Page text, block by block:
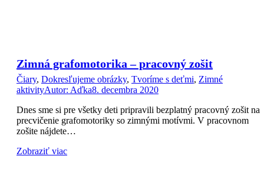
Zimná grafomotorika – pracovný zošit
Čiary, Dokresľujeme obrázky, Tvoríme s deťmi, Zimné
aktivityAutor: Aďka8. decembra 2020
Dnes sme si pre všetky deti pripravili bezplatný pracovný zošit na
precvičenie grafomotoriky so zimnými motívmi. V pracovnom
zošite nájdete…
Zobraziť viac